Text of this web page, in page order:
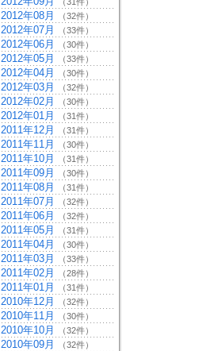
2012年08月 （32件）
2012年07月 （33件）
2012年06月 （30件）
2012年05月 （33件）
2012年04月 （30件）
2012年03月 （32件）
2012年02月 （30件）
2012年01月 （31件）
2011年12月 （31件）
2011年11月 （30件）
2011年10月 （31件）
2011年09月 （30件）
2011年08月 （31件）
2011年07月 （32件）
2011年06月 （32件）
2011年05月 （31件）
2011年04月 （30件）
2011年03月 （33件）
2011年02月 （28件）
2011年01月 （31件）
2010年12月 （32件）
2010年11月 （30件）
2010年10月 （32件）
2010年09月 （32件）